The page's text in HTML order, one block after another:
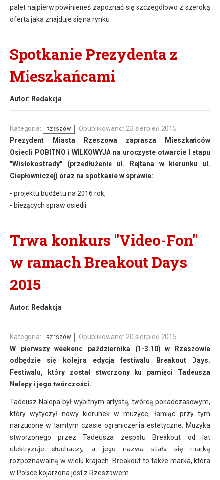
palet najpierw powinieneś zapoznać się szczegółowo z szeroką
ofertą jaka znajduje się na rynku.
Spotkanie Prezydenta z
Mieszkańcami
Autor: Redakcja
Kategoria: RZESZÓW
Opublikowano: 23 sierpień 2015
Prezydent Miasta Rzeszowa zaprasza Mieszkańców
Osiedli POBITNO i WILKOWYJA na uroczyste otwarcie I etapu
"Wisłokostrady" (przedłużenie ul. Rejtana w kierunku ul.
Ciepłowniczej) oraz na spotkanie w sprawie:
- projektu budżetu na 2016 rok,
- bieżących spraw osiedli.
Trwa konkurs "Video-Fon"
w ramach Breakout Days
2015
Autor: Redakcja
Kategoria: RZESZÓW
Opublikowano: 20 sierpień 2015
W pierwszy weekend października (1-3.10) w Rzeszowie
odbędzie się kolejna edycja festiwalu Breakout Days.
Festiwalu, który został stworzony ku pamięci Tadeusza
Nalepy i jego twórczości.
Tadeusz Nalepa był wybitnym artystą, twórcą ponadczasowym,
który wytyczył nowy kierunek w muzyce, łamiąc przy tym
narzucone w tamtym czasie ograniczenia estetyczne. Muzyka
stworzonego przez Tadeusza zespołu Breakout od lat
elektryzuje słuchaczy, a jego nazwa stała się marką
rozpoznawalną w wielu krajach. Breakout to także marka, która
w Polsce kojarzona jest z Rzeszowem.